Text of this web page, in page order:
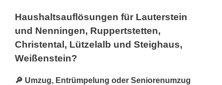
Haushaltsauflösungen für Lauterstein
und Nenningen, Ruppertstetten,
Christental, Lützelalb und Steighaus,
Weißenstein?
🔎 Umzug, Entrümpelung oder Seniorenumzug